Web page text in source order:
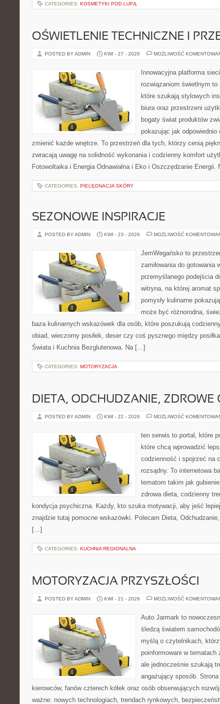
CATEGORIES: KOSMETYKI POD LUPĄ
OŚWIETLENIE TECHNICZNE I
POSTED BY ADMIN KWI - 27 - 2026 MOŻLIWOŚĆ
Innowacyjna platforma
rozwiązaniom świetlnym
które szukają stylowych
biura oraz przestrzeni
bogaty świat produktów
pokazując jak odpowiednio
zmienić każde wnętrze. To przestrzeń dla tych, którzy cenią
zwracają uwagę na solidność wykonania i codzienny komfort
Fotowoltaika i Energia Odnawialna i Eko i Oszczędzanie
CATEGORIES: PIELĘGNACJA SKÓRY
SEZONOWE INSPIRACJE
POSTED BY ADMIN KWI - 23 - 2026 MOŻLIWOŚĆ
JemWegańsko to
zamiłowania do gotowania
przemyślanego podejścia
witryna, na której aromat
pomysły kulinarne
może być różnorodna,
baza kulinarnych wskazówek dla osób, które poszukują
obiad, wieczorny posiłek, deser czy coś pysznego między
Świata i Kuchnia Bezglutenowa. Na […]
CATEGORIES: MOTORYZACJA
DIETA, ODCHUDZANIE, ZDROWE
POSTED BY ADMIN KWI - 22 - 2026 MOŻLIWOŚĆ
ten serwis to portal, które
które chcą wprowadzić
codzienność i spojrzeć na
rozsądny. To internetowa
tematom takim jak
zdrowa dieta, codzienny
kondycja psychiczna. Każdy, kto szuka motywacji, aby jeść
znajdzie tutaj pomocne wskazówki. Polecam Dieta,
[…]
CATEGORIES: KUCHNIA REGIONALNA
MOTORYZACJA PRZYSZŁOŚCI
POSTED BY ADMIN KWI - 21 - 2026 MOŻLIWOŚĆ
Auto Jarmark to
śledzą światem
myślą o czytelnikach,
poinformowani w
ale jednocześnie szukają
angażujący sposób.
kierowców, fanów czterech kółek oraz osób obserwujących
ważne: nowych technologiach, trendach rynkowych,